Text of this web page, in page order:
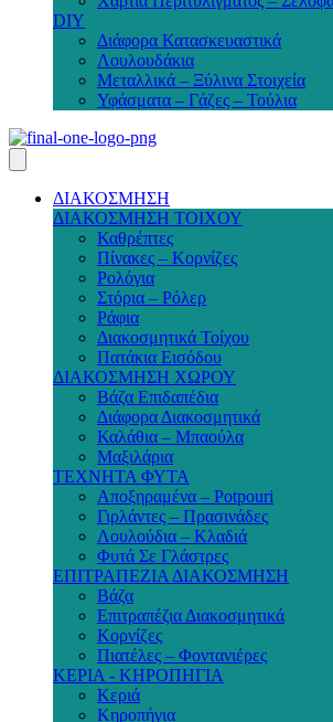
DIY
Διάφορα Κατασκευαστικά
Λουλουδάκια
Μεταλλικά – Ξύλινα Στοιχεία
Υφάσματα – Γάζες – Τούλια
ΔΙΑΚΟΣΜΗΣΗ
ΔΙΑΚΟΣΜΗΣΗ ΤΟΙΧΟΥ
Καθρέπτες
Πίνακες – Κορνίζες
Ρολόγια
Στόρια – Ρόλερ
Ράφια
Διακοσμητικά Τοίχου
Πατάκια Εισόδου
ΔΙΑΚΟΣΜΗΣΗ ΧΩΡΟΥ
Βάζα Επιδαπέδια
Διάφορα Διακοσμητικά
Καλάθια – Μπαούλα
Μαξιλάρια
ΤΕΧΝΗΤΑ ΦΥΤΑ
Αποξηραμένα – Potpouri
Γιρλάντες – Πρασινάδες
Λουλούδια – Κλαδιά
Φυτά Σε Γλάστρες
ΕΠΙΤΡΑΠΕΖΙΑ ΔΙΑΚΟΣΜΗΣΗ
Βάζα
Επιτραπέζια Διακοσμητικά
Κορνίζες
Πιατέλες – Φοντανιέρες
ΚΕΡΙΑ - ΚΗΡΟΠΗΓΙΑ
Κεριά
Κηροπήγια